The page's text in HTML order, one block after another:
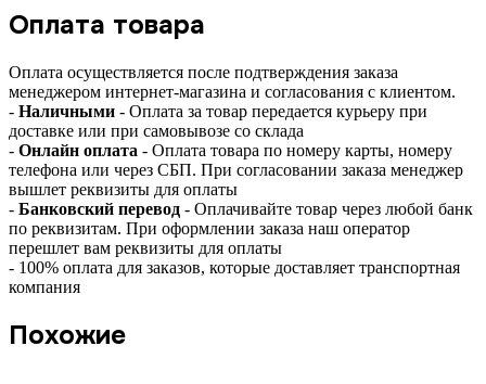
Оплата товара
Оплата осуществляется после подтверждения заказа
менеджером интернет-магазина и согласования с клиентом.
- Наличными - Оплата за товар передается курьеру при
доставке или при самовывозе со склада
- Онлайн оплата - Оплата товара по номеру карты, номеру
телефона или через СБП. При согласовании заказа менеджер
вышлет реквизиты для оплаты
- Банковский перевод - Оплачивайте товар через любой банк
по реквизитам. При оформлении заказа наш оператор
перешлет вам реквизиты для оплаты
- 100% оплата для заказов, которые доставляет транспортная
компания
Похожие